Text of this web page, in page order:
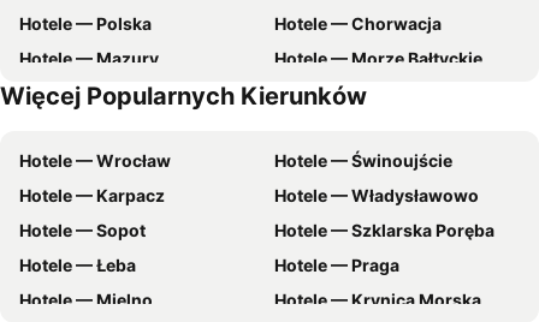
Hotele — Polska
Hotele — Chorwacja
Hotele — Mazury
Hotele — Morze Bałtyckie
Hotele — zachodniopomorskie
Hotele — Pomorskie
Więcej Popularnych Kierunków
Hotele — Wrocław
Hotele — Świnoujście
Hotele — Karpacz
Hotele — Władysławowo
Hotele — Sopot
Hotele — Szklarska Poręba
Hotele — Łeba
Hotele — Praga
Hotele — Mielno
Hotele — Krynica Morska